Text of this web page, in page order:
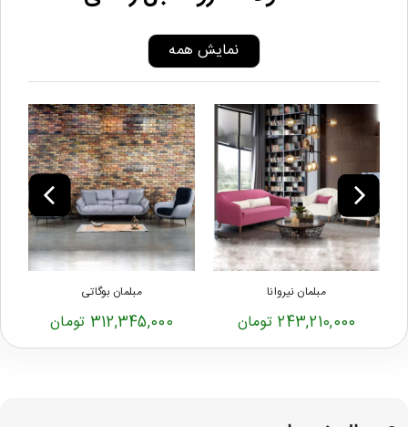
نمایش همه
مبلمان نیروانا
243,210,000 تومان
مبلمان بوگاتی
312,345,000 تومان